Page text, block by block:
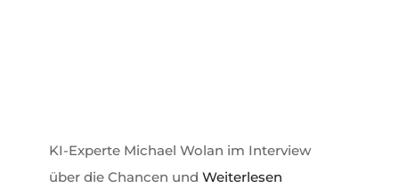
KI-Experte Michael Wolan im Interview
über die Chancen und Weiterlesen